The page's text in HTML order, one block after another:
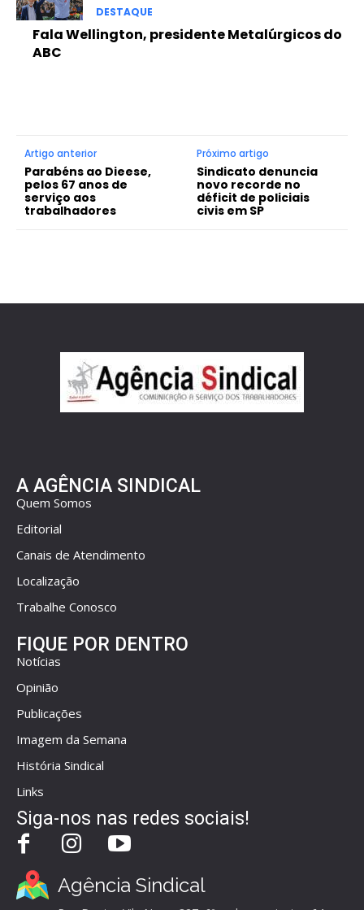
DESTAQUE
Fala Wellington, presidente Metalúrgicos do
ABC
Artigo anterior
Parabéns ao Dieese,
pelos 67 anos de
serviço aos
trabalhadores
Próximo artigo
Sindicato denuncia
novo recorde no
déficit de policiais
civis em SP
A AGÊNCIA SINDICAL
Quem Somos
Editorial
Canais de Atendimento
Localização
Trabalhe Conosco
FIQUE POR DENTRO
Notícias
Opinião
Publicações
Imagem da Semana
História Sindical
Links
Siga-nos nas redes sociais!
Agência Sindical